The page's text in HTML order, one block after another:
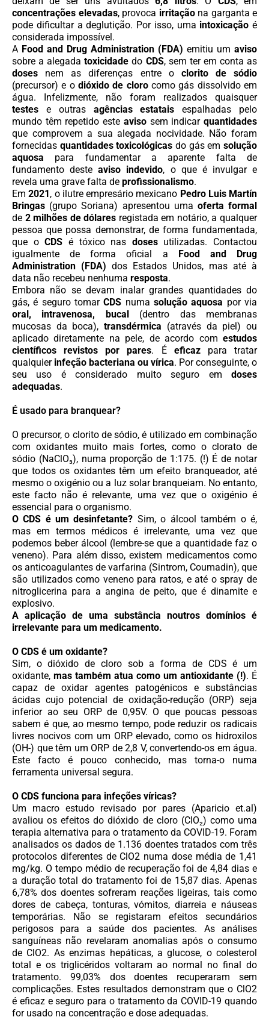
concentrações elevadas, provoca irritaçãona garganta e
pode dificultar a deglutição. Por isso, uma intoxicação é
considerada impossível.
A Food and Drug Administration (FDA) emitiu um aviso
sobre a alegadatoxicidade do CDS, sem ter em conta as
doses nem as diferenças entre o clorito de sódio
(precursor) e o dióxido de clorocomo gás dissolvido em
água. Infelizmente, não foram realizados quaisquer
testes e outras agências estatais espalhadas pelo
mundo têm repetido este avisosem indicarquantidades
que comprovem a sua alegada nocividade. Não foram
fornecidas quantidades toxicológicas do gás emsolução
aquosa para fundamentar a aparente falta de
fundamento desteaviso indevido, o que é invulgar e
revela uma grave falta de profissionalismo.
Em2021 , o ilutre empresário mexicano Pedro Luis Martín
Bringas (grupo Soriana) apresentou uma oferta formal
de 2 milhões de dólares registada em notário, a qualquer
pessoa que possa demonstrar, de forma fundamentada,
que oCDS é tóxico nas dosesutilizadas. Contactou
igualmente de forma oficial a
Food and Drug
Administration (FDA) dos Estados Unidos, mas até à
data não recebeu nenhuma resposta.
Embora não se devam inalar grandes quantidades do
gás, é seguro tomarCDS numasolução aquosa por via
oral, intravenosa, bucal
(dentro das membranas
mucosas da boca),transdérmica (através da piel) ou
aplicado diretamente na pele, de acordo com estudos
científicos revistos por pares. É eficazpara tratar
qualquier infeção bacteriana ou vírica. Por conseguinte, o
seu uso é considerado muito seguro em doses
adequadas.
É usado para branquear?
O precursor, o clorito de sódio, é utilizado em combinação
com oxidantes muito mais fortes, como o clorato de
sódio (NaClO₃), numa proporção de 1:175. (!) É de notar
que todos os oxidantes têm um efeito branqueador, até
mesmo o oxigénio ou a luz solar branqueiam. No entanto,
este facto não é relevante, uma vez que o oxigénio é
essencial para o organismo.
O CDS é um desinfetante? Sim, o álcool também o é,
mas em termos médicos é irrelevante, uma vez que
podemos beber álcool (lembre-se que a quantidade faz o
veneno). Para além disso, existem medicamentos como
os anticoagulantes de varfarina (Sintrom, Coumadin), que
são utilizados como veneno para ratos, e até o spray de
nitroglicerina para a angina de peito, que é dinamite e
explosivo.
A aplicação de uma substância noutros domínios é
irrelevante para um medicamento.
O CDS é um oxidante?
Sim, o dióxido de cloro sob a forma de CDS é um
oxidante, mas também atua como um antioxidante (!). É
capaz de oxidar agentes patogénicos e substâncias
ácidas cujo potencial de oxidação-redução (ORP) seja
inferior ao seu ORP de 0,95V. O que poucas pessoas
sabem é que, ao mesmo tempo, pode reduzir os radicais
livres nocivos com um ORP elevado, como os hidroxilos
(OH-) que têm um ORP de 2,8 V, convertendo-os em água.
Este facto é pouco conhecido, mas torna-o numa
ferramenta universal segura.
O CDS funciona para infeções víricas?
Um macro estudo revisado por pares (Aparicio et.al)
avaliou os efeitos do dióxido de cloro (ClO₂) como uma
terapia alternativa para o tratamento da COVID-19. Foram
analisados os dados de 1.136 doentes tratados com três
protocolos diferentes de ClO2 numa dose média de 1,41
mg/kg. O tempo médio de recuperação foi de 4,84 dias e
a duração total do tratamento foi de 15,87 dias. Apenas
6,78% dos doentes sofreram reações ligeiras, tais como
dores de cabeça, tonturas, vómitos, diarreia e náuseas
temporárias. Não se registaram efeitos secundários
perigosos para a saúde dos pacientes. As análises
sanguíneas não revelaram anomalias após o consumo
de ClO2. As enzimas hepáticas, a glucose, o colesterol
total e os triglicéridos voltaram ao normal no final do
tratamento. 99,03% dos doentes recuperaram sem
complicações. Estes resultados demonstram que o ClO2
é eficaz e seguro para o tratamento da COVID-19 quando
for usado na concentração e dose adequadas.